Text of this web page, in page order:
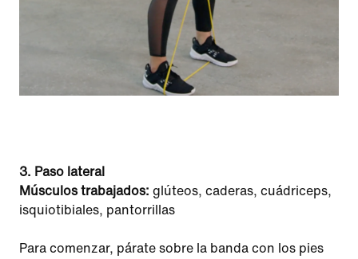
3. Paso lateral
Músculos trabajados: glúteos, caderas, cuádriceps,
isquiotibiales, pantorrillas
Para comenzar, párate sobre la banda con los pies